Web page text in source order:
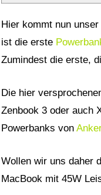
Hier kommt nun
ist die erste
Zumindest die erste,
Die hier
Zenbook 3 oder auch
Powerbanks von
Wollen wir uns daher
MacBook mit 45W